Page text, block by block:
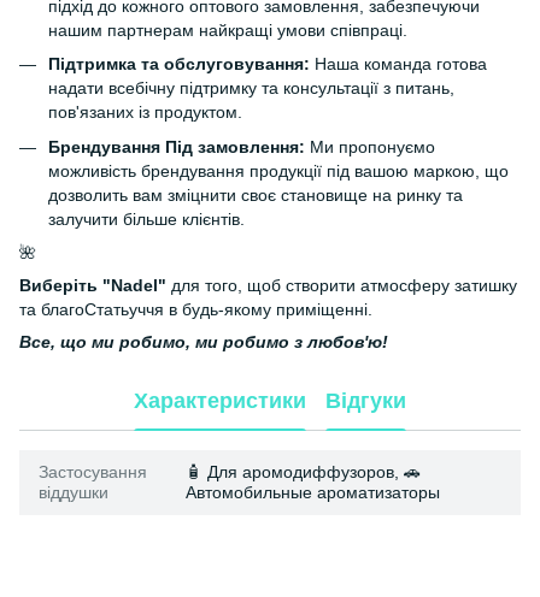
підхід до кожного оптового замовлення, забезпечуючи
нашим партнерам найкращі умови співпраці.
Підтримка та обслуговування: Наша команда готова
надати всебічну підтримку та консультації з питань,
пов'язаних із продуктом.
Брендування Під замовлення: Ми пропонуємо
можливість брендування продукції під вашою маркою, що
дозволить вам зміцнити своє становище на ринку та
залучити більше клієнтів.
🌺
Виберіть "Nadel" для того, щоб створити атмосферу затишку
та благоСтатьуччя в будь-якому приміщенні.
Все, що ми робимо, ми робимо з любов'ю!
Характеристики Відгуки
Застосування
віддушки
🧴 Для аромодиффузоров, 🚗
Автомобильные ароматизаторы